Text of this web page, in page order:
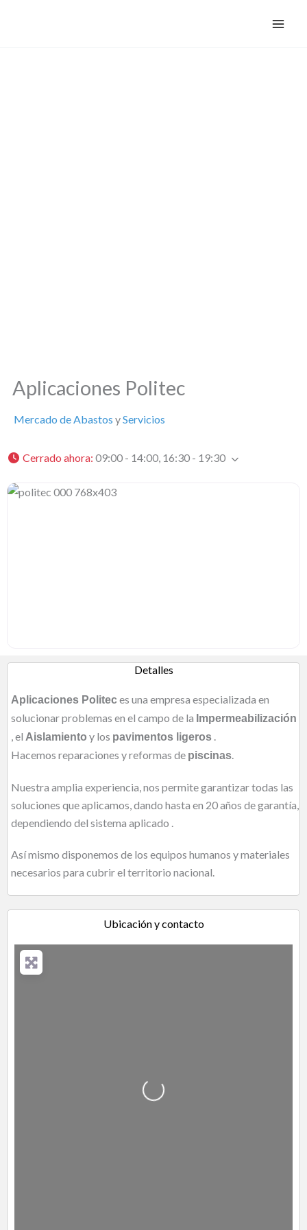
Aplicaciones Politec
Mercado de Abastos yServicios
Cerrado ahora: 09:00 - 14:00, 16:30 - 19:30
Detalles
Aplicaciones Politeces una empresa especializada en
solucionar problemas en el campo de la Impermeabilización
, el Aislamiento y los pavimentos ligeros
Hacemos reparaciones y reformas de piscinas
Nuestra amplia experiencia, nos permite garantizar todas las
soluciones que aplicamos, dando hasta en 20 años de garantía,
dependiendo del sistema aplicado .
Así mismo disponemos de los equipos humanos y materiales
necesarios para cubrir el territorio nacional.
Ubicación y contacto
Cargando…